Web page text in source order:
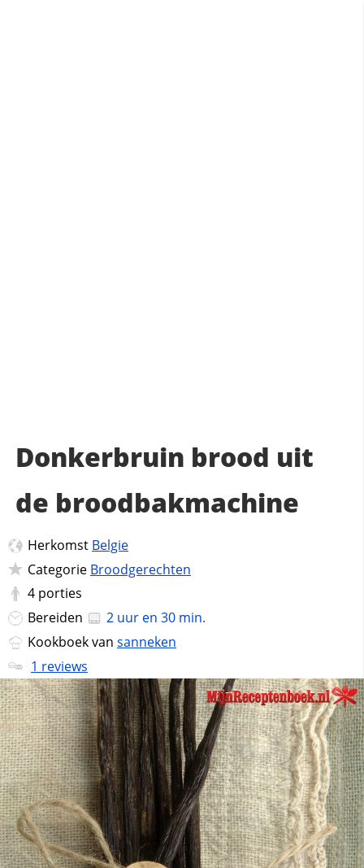
Donkerbruin brood uit
de broodbakmachine
Herkomst Belgie
Categorie Broodgerechten
4 porties
Bereiden
2 uur en 30 min.
Kookboek van sanneken
1 reviews